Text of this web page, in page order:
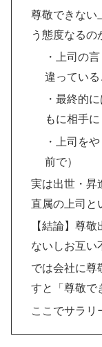
尊敬できない
う態度なるの
・上司の
違ってい
・最終的
もに相手
・上司を
前で）
実は出世・昇
直属の上司と
【結論】尊
ないしお互い
では会社に尊
すと「尊敬で
ここでサラリ